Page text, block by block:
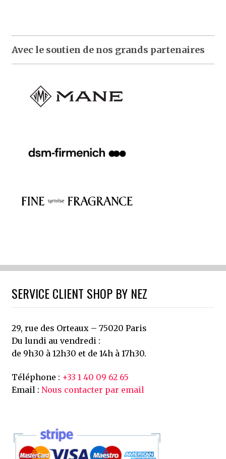
Avec le soutien de nos grands partenaires
SERVICE CLIENT SHOP BY NEZ
29, rue des Orteaux – 75020 Paris
Du lundi au vendredi :
de 9h30 à 12h30 et de 14h à 17h30.
Téléphone : +33 1 40 09 62 65
Email : Nous contacter par email